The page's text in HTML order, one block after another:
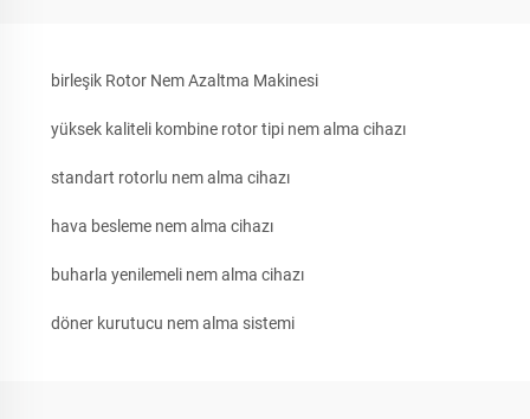
birleşik Rotor Nem Azaltma Makinesi
yüksek kaliteli kombine rotor tipi nem alma cihazı
standart rotorlu nem alma cihazı
hava besleme nem alma cihazı
buharla yenilemeli nem alma cihazı
döner kurutucu nem alma sistemi